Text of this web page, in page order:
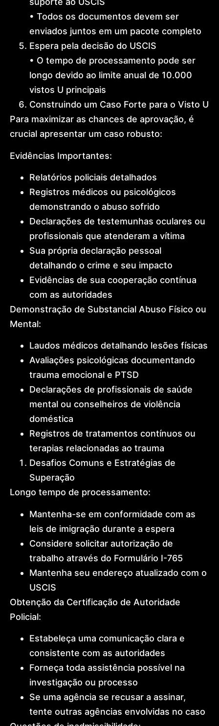
• Todos os documentos devem ser
enviados juntos em um pacote completo
Espera pela decisão do USCIS
• O tempo de processamento pode ser
longo devido ao limite anual de 10.000
vistos U principais
Construindo um Caso Forte para o Visto U
Para maximizar as chances de aprovação, é
crucial apresentar um caso robusto:
Evidências Importantes:
Relatórios policiais detalhados
Registros médicos ou psicológicos
demonstrando o abuso sofrido
Declarações de testemunhas oculares ou
profissionais que atenderam a vítima
Sua própria declaração pessoal
detalhando o crime e seu impacto
Evidências de sua cooperação contínua
com as autoridades
Demonstração de Substancial Abuso Físico ou
Mental:
Laudos médicos detalhando lesões físicas
Avaliações psicológicas documentando
trauma emocional e PTSD
Declarações de profissionais de saúde
mental ou conselheiros de violência
doméstica
Registros de tratamentos contínuos ou
terapias relacionadas ao trauma
Desafios Comuns e Estratégias de
Superação
Longo tempo de processamento:
Mantenha-se em conformidade com as
leis de imigração durante a espera
Considere solicitar autorização de
trabalho através do Formulário I-765
Mantenha seu endereço atualizado com o
USCIS
Obtenção da Certificação de Autoridade
Policial:
Estabeleça uma comunicação clara e
consistente com as autoridades
Forneça toda assistência possível na
investigação ou processo
Se uma agência se recusar a assinar,
tente outras agências envolvidas no caso